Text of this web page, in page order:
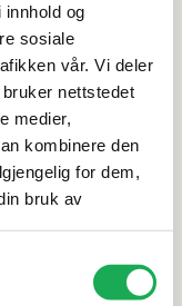
og
sosiale
vår. Vi deler
nettstedet
medier,
kombinere den
for dem,
bruk av